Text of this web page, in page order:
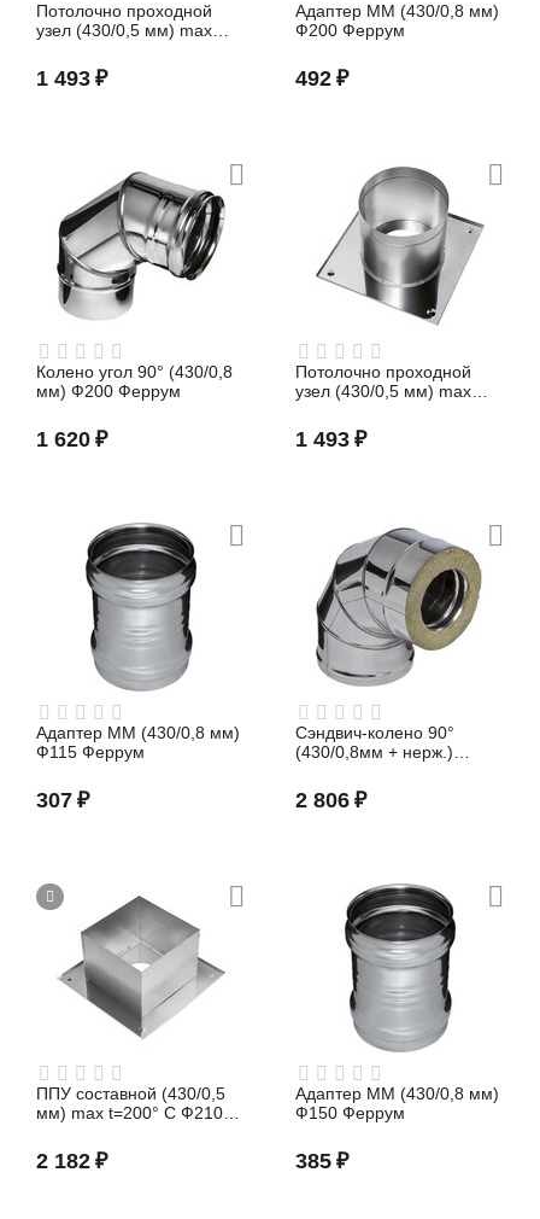
шибер, заслонка
тройник, отвод
Потолочно проходной
узел (430/0,5 мм) max
1 493 ₽
Адаптер ММ (430/0,8 мм)
Ф200 Феррум
492 ₽
Колено угол 90° (430/0,8
мм) Ф200 Феррум
1 620 ₽
Потолочно проходной
узел (430/0,5 мм) max
1 493 ₽
Адаптер ММ (430/0,8 мм)
Ф115 Феррум
307 ₽
Сэндвич-колено 90°
(430/0,8мм + нерж.)
2 806 ₽
ППУ составной (430/0,5
мм) max t=200° C Ф210
2 182 ₽
Адаптер ММ (430/0,8 мм)
Ф150 Феррум
385 ₽